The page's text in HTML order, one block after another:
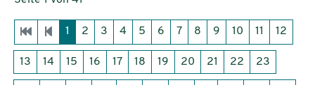
1 2 3 4 5 6 7 8 9 10 11 12
13 14 15 16 17 18 19 20 21 22 23